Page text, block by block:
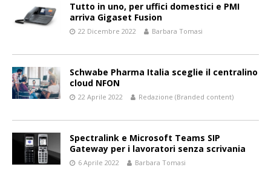
Tutto in uno, per uffici domestici e PMI
arriva Gigaset Fusion
22 Dicembre 2022 Barbara Tomasi
Schwabe Pharma Italia sceglie il centralino
cloud NFON
22 Aprile 2022 Redazione (Branded content)
Spectralink e Microsoft Teams SIP
Gateway per i lavoratori senza scrivania
6 Aprile 2022 Barbara Tomasi